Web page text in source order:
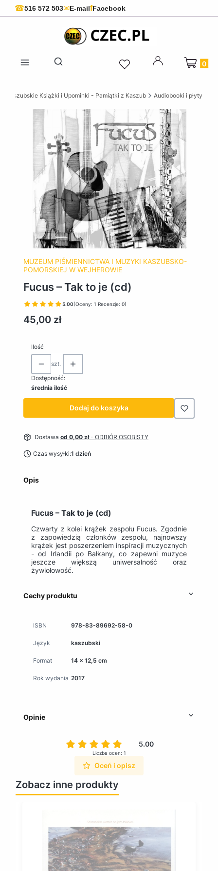
☎516 572 503✉E-mailfFacebook
Otwórz wyszukiwarkę
Produkty
Kaszubskie Książki i Upominki - Pamiątki z Kaszub Audiobooki i płyty
MUZEUM PIŚMIENNICTWA I MUZYKI KASZUBSKO-
POMORSKIEJ W WEJHEROWIE
Fucus – Tak to je (cd)
5.00(Oceny: 1 Recenzje: 0)
Cena
45,00 zł
Ilość
szt.
Dostępność:
średnia ilość
Dodaj do koszyka
Dostawa od 0,00 zł- ODBIÓR OSOBISTY
Czas wysyłki:1 dzień
Opis
Fucus – Tak to je (cd)
Czwarty z kolei krążek zespołu Fucus. Zgodnie
z zapowiedzią członków zespołu, najnowszy
krążek jest poszerzeniem inspiracji muzycznych
- od Irlandii po Bałkany, co zapewni muzyce
jeszcze większą uniwersalność oraz
żywiołowość.
Cechy produktu
ISBN 978-83-89692-58-0
Język kaszubski
Format 14 x 12,5 cm
Rok wydania 2017
Opinie
5.00
Liczba ocen: 1
Oceń i opisz
Zobacz inne produkty